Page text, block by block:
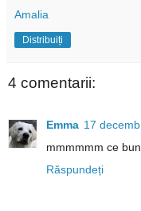
Amalia
Distribuiți
4 comentarii:
Emma 17
mmmmmm ce
Răspundeți